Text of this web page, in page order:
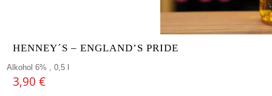
HENNEY´S – ENGLAND’S PRIDE
Alkohol 6% , 0,5 l
3,90 €